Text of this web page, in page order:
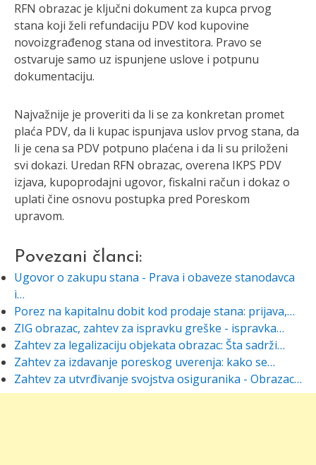
RFN obrazac je ključni dokument za kupca prvog
stana koji želi refundaciju PDV kod kupovine
novoizgrađenog stana od investitora. Pravo se
ostvaruje samo uz ispunjene uslove i potpunu
dokumentaciju.
Najvažnije je proveriti da li se za konkretan promet
plaća PDV, da li kupac ispunjava uslov prvog stana, da
li je cena sa PDV potpuno plaćena i da li su priloženi
svi dokazi. Uredan RFN obrazac, overena IKPS PDV
izjava, kupoprodajni ugovor, fiskalni račun i dokaz o
uplati čine osnovu postupka pred Poreskom
upravom.
Povezani članci:
Ugovor o zakupu stana - Prava i obaveze stanodavca
i…
Porez na kapitalnu dobit kod prodaje stana: prijava,…
ZIG obrazac, zahtev za ispravku greške - ispravka…
Zahtev za legalizaciju objekata obrazac: Šta sadrži…
Zahtev za izdavanje poreskog uverenja: kako se…
Zahtev za utvrđivanje svojstva osiguranika - Obrazac…